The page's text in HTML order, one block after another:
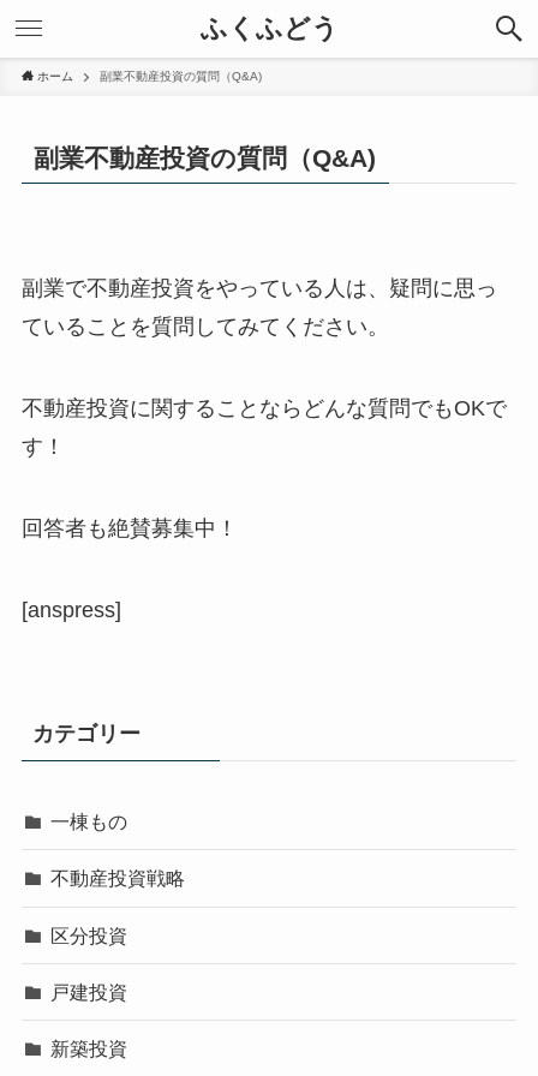
ふくふどう
ホーム 副業不動産投資の質問（Q&A)
副業不動産投資の質問（Q&A)
副業で不動産投資をやっている人は、疑問に思っ
ていることを質問してみてください。
不動産投資に関することならどんな質問でもOKで
す！
回答者も絶賛募集中！
[anspress]
カテゴリー
一棟もの
不動産投資戦略
区分投資
戸建投資
新築投資